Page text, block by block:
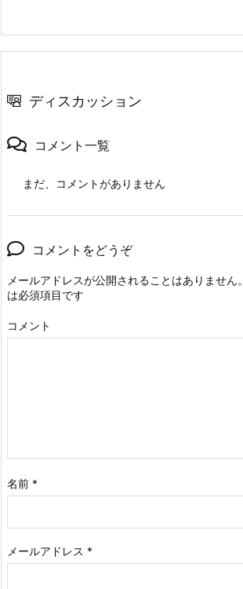
ディスカッション
コメント一覧
まだ、コメントがありません
コメントをどうぞ
メールアドレスが公開されることはありません。
は必須項目です
コメント
名前 *
メールアドレス *